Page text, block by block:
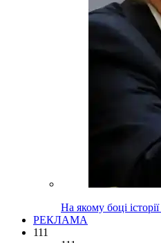
На якому боці
РЕКЛАМА
111